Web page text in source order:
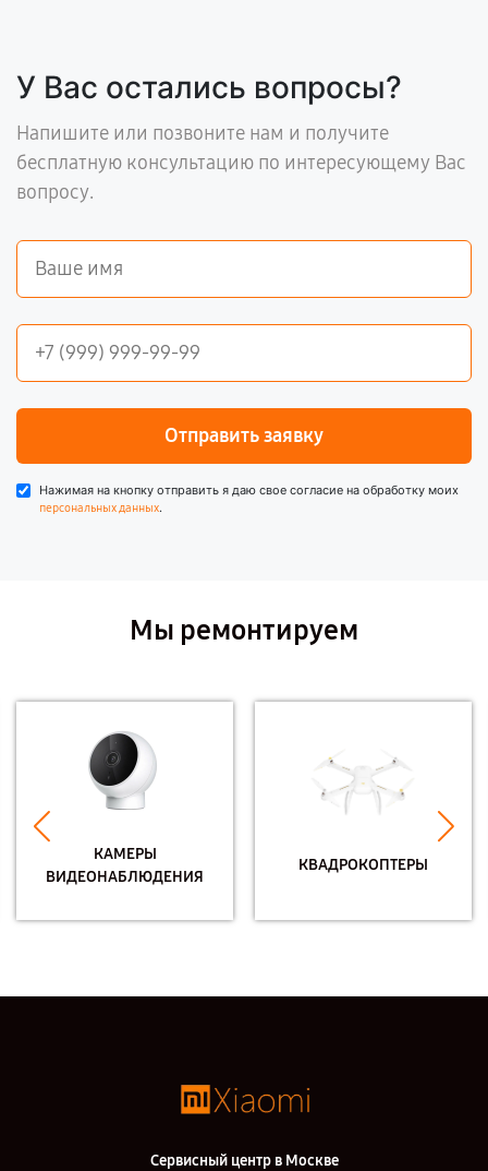
У Вас остались вопросы?
Напишите или позвоните нам и получите
бесплатную консультацию по интересующему Вас
вопросу.
Отправить заявку
Нажимая на кнопку отправить я даю свое согласие на обработку моих
персональных данных.
Мы ремонтируем
КАМЕРЫ
ВИДЕОНАБЛЮДЕНИЯ
КВАДРОКОПТЕРЫ
Сервисный центр в Москве